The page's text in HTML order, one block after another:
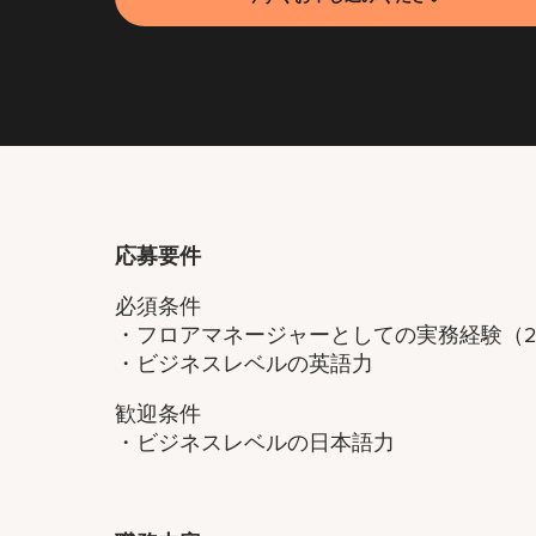
応募要件
必須条件
・フロアマネージャーとしての実務経験（2
・ビジネスレベルの英語力
歓迎条件
・ビジネスレベルの日本語力